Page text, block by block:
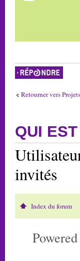
Répondre
Retourner vers
QUI
invités
Index du forum